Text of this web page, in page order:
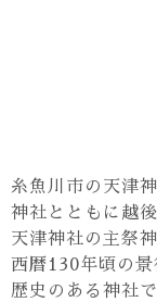
糸魚川市の天津
神社とともに越
天津神社の主祭
西暦130年頃の
歴史のある神社